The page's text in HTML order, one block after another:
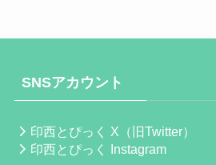
SNSアカウント
印西とぴっく X（旧Twitter）
印西とぴっく Instagram